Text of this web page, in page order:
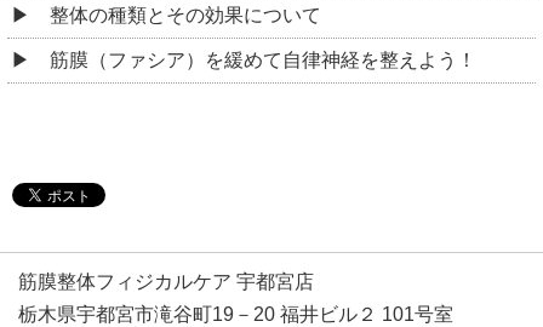
整体の種類とその効果について
筋膜（ファシア）を緩めて自律神経を整えよう！
筋膜整体フィジカルケア 宇都宮店
栃木県宇都宮市滝谷町19－20 福井ビル２ 101号室